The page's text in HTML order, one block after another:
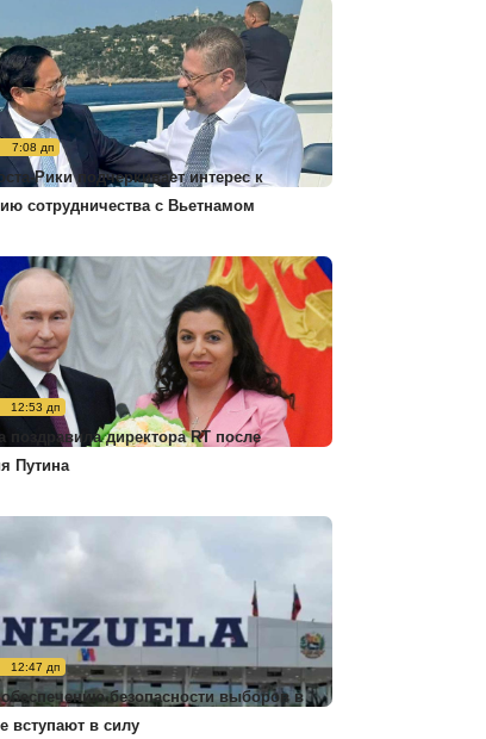
7:08 дп
Рики подчеркивает интерес к
сотрудничества с Вьетнамом
12:53 дп
поздравила директора RT после
Путина
12:47 дп
безопасности выборов в
вступают в силу